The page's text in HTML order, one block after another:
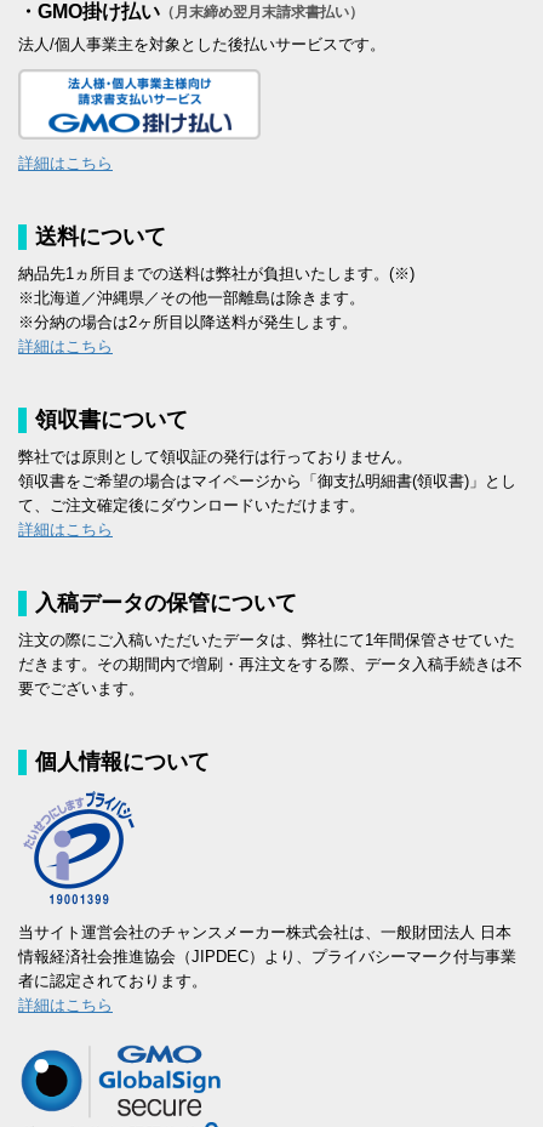
・GMO掛け払い （月末締め翌月末請求書払い）
法人/個人事業主を対象とした後払いサービスです。
詳細はこちら
送料について
納品先1ヵ所目までの送料は弊社が負担いたします。(※)
※北海道／沖縄県／その他一部離島は除きます。
※分納の場合は2ヶ所目以降送料が発生します。
詳細はこちら
領収書について
弊社では原則として領収証の発行は行っておりません。
領収書をご希望の場合はマイページから「御支払明細書(領収書)」とし
て、ご注文確定後にダウンロードいただけます。
詳細はこちら
入稿データの保管について
注文の際にご入稿いただいたデータは、弊社にて1年間保管させていた
だきます。その期間内で増刷・再注文をする際、データ入稿手続きは不
要でございます。
個人情報について
当サイト運営会社のチャンスメーカー株式会社は、一般財団法人 日本
情報経済社会推進協会（JIPDEC）より、プライバシーマーク付与事業
者に認定されております。
詳細はこちら